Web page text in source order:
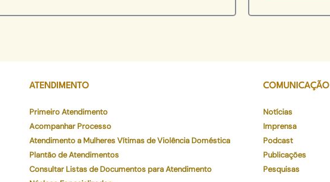
ATENDIMENTO
Primeiro Atendimento
Acompanhar Processo
Atendimento a Mulheres Vítimas de Violência Doméstica
Plantão de Atendimentos
Consultar Listas de Documentos para Atendimento
COMUNICAÇÃO
Notícias
Imprensa
Podcast
Publicações
Pesquisas